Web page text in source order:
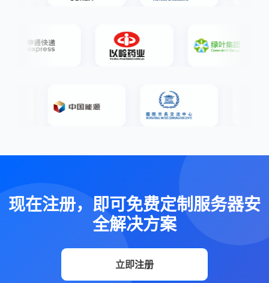
现在注册，即可免费定制服务器安
全解决方案
立即注册